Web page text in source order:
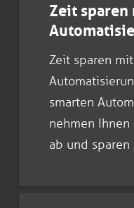
Zeit
Zeit sparen
smarten
nehmen
ab und